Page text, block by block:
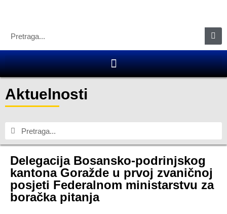
Aktuelnosti
Delegacija Bosansko-podrinjskog
kantona Goražde u prvoj zvaničnoj
posjeti Federalnom ministarstvu za
boračka pitanja